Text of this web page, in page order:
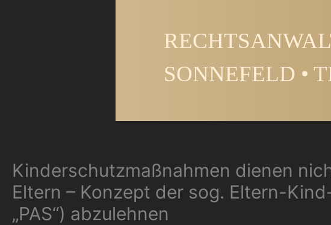
SONNEFELD •
Kinderschutzmaßnahmen dienen
Eltern – Konzept der sog. Eltern-
„PAS“) abzulehnen